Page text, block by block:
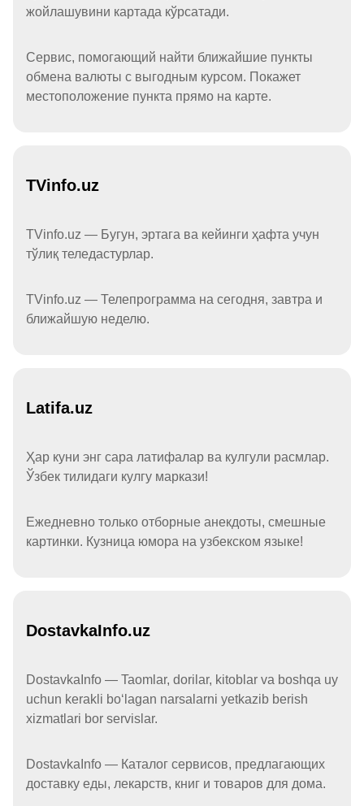
жойлашувини картада кўрсатади.
Сервис, помогающий найти ближайшие пункты
обмена валюты с выгодным курсом. Покажет
местоположение пункта прямо на карте.
TVinfo.uz
TVinfo.uz — Бугун, эртага ва кейинги ҳафта учун
тўлиқ теледастурлар.
TVinfo.uz — Телепрограмма на сегодня, завтра и
ближайшую неделю.
Latifa.uz
Ҳар куни энг сара латифалар ва кулгули расмлар.
Ўзбек тилидаги кулгу маркази!
Ежедневно только отборные анекдоты, смешные
картинки. Кузница юмора на узбекском языке!
DostavkaInfo.uz
DostavkaInfo — Taomlar, dorilar, kitoblar va boshqa uy
uchun kerakli boʻlagan narsalarni yetkazib berish
xizmatlari bor servislar.
DostavkaInfo — Каталог сервисов, предлагающих
доставку еды, лекарств, книг и товаров для дома.